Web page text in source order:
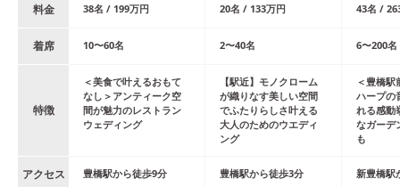
料金 38名 / 199万円 20名 / 133万円 43名 /
着席 10〜60名 2〜40名 6〜200名
特徴
＜美食で叶えるおもて
なし＞アンティーク空
間が魅力のレストラン
ウェディング
【駅近】モノクローム
が織りなす美しい空間
でふたりらしさ叶える
大人のためのウエディ
ング
＜豊橋駅
ハープの
れる感動
なガーデ
も
アクセス 豊橋駅から徒歩9分 豊橋駅から徒歩3分 新豊橋駅